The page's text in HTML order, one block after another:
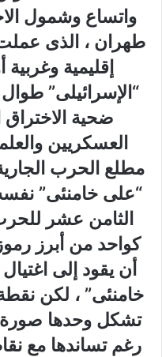
واتساع وشمول
طهران ، الذى
إقليمية وغربية
“الإسرائيلى”
ضحية الاختراق
العسكريين
مطلع الحرب
“على خامنئى”
الثامن عشر
كواحد من أبرز
أن يقود إلى
خامنئى” ، لكن
تشكل وحدها صورة
رغم تساندها مع